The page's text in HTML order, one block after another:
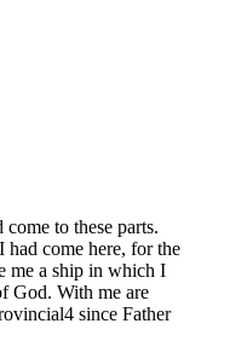
to these parts.
come here, for the
me a ship in which I
God. With me are
since Father